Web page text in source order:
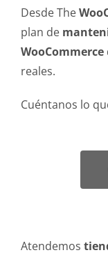
Desde The
plan de
WooCommerce
reales.
Cuéntanos lo
Atendemos